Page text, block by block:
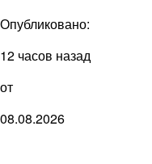
Опубликовано:
12 часов назад
от
08.08.2026